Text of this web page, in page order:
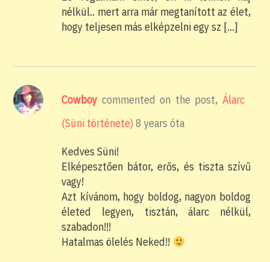
nélkül.. mert arra már megtanított az élet,
hogy teljesen más elképzelni egy sz […]
Cowboy commented on the post, Álarc
(Süni története) 8 years óta
Kedves Süni!
Elképesztően bátor, erős, és tiszta szívű
vagy!
Azt kívánom, hogy boldog, nagyon boldog
életed legyen, tisztán, álarc nélkül,
szabadon!!!
Hatalmas ölelés Neked!!